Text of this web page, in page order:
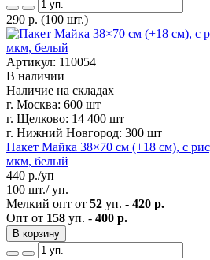
290 р. (100 шт.)
Артикул: 110054
В наличии
Наличие на складах
г. Москва: 600 шт
г. Щелково: 14 400 шт
г. Нижний Новгород: 300 шт
Пакет Майка 38×70 см (+18 см), с
мкм, белый
440 р./уп
100 шт./ уп.
Мелкий опт от 52 уп. - 420 р.
Опт от 158 уп. - 400 р.
В корзину